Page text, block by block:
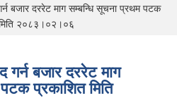
बजार दररेट माग सम्बन्धि सूचना प्रथम पटक
२०८३।०२।०६
गर्न बजार दररेट माग
प्रकाशित मिति